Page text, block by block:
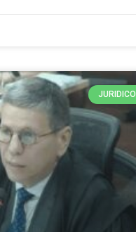
JURIDICO